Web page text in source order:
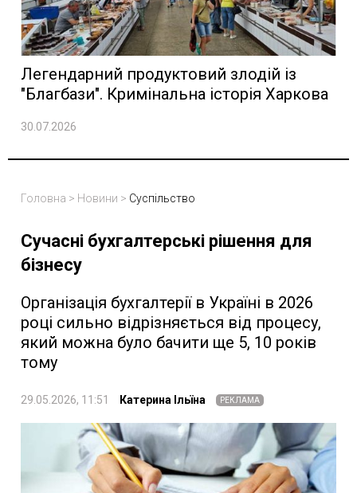
Легендарний продуктовий злодій із
"Благбази". Кримінальна історія Харкова
30.07.2026
Головна > Новини > Суспільство
Сучасні бухгалтерські рішення для
бізнесу
Організація бухгалтерії в Україні в 2026
році сильно відрізняється від процесу,
який можна було бачити ще 5, 10 років
тому
29.05.2026, 11:51 Катерина Ільїна РЕКЛАМА